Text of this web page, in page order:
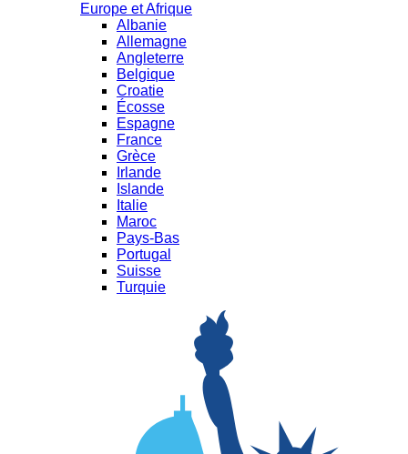
Europe et Afrique
Albanie
Allemagne
Angleterre
Belgique
Croatie
Écosse
Espagne
France
Grèce
Irlande
Islande
Italie
Maroc
Pays-Bas
Portugal
Suisse
Turquie